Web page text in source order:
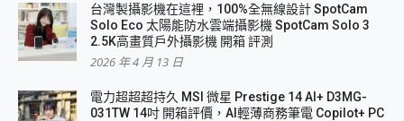
台灣製攝影機在這裡，100%全無線設計 SpotCam
Solo Eco 太陽能防水雲端攝影機 SpotCam Solo 3
2.5K高畫質戶外攝影機 開箱 評測
2026 年 4 月 13 日
電力超超超持久 MSI 微星 Prestige 14 AI+ D3MG-
031TW 14吋 開箱評價，AI輕薄商務筆電 Copilot+ PC